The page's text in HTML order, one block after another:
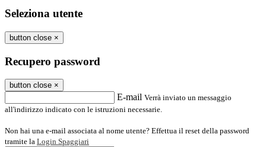
Seleziona utente
button close ×
Recupero password
button close ×
E-mail Verrà inviato un messaggio
all'indirizzo indicato con le istruzioni necessarie.
Non hai una e-mail associata al nome utente? Effettua il reset della password
tramite la Login Spaggiari